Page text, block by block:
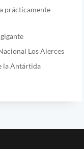
prácticamente
Los Alerces
la Antártida